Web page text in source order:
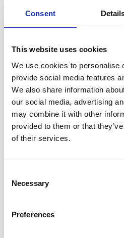
Consent
This website uses cookies
We use cookies to personalise
provide social media features
We also share information
our social media, advertising
may combine it with other
provided to them or that
of their services.
Selection
Necessary
Preferences